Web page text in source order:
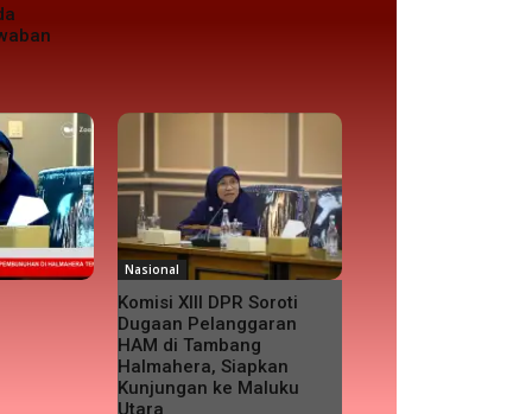
Nasional
Komisi XIII DPR Soroti
Dugaan Pelanggaran
HAM di Tambang
Halmahera, Siapkan
Kunjungan ke Maluku
Utara